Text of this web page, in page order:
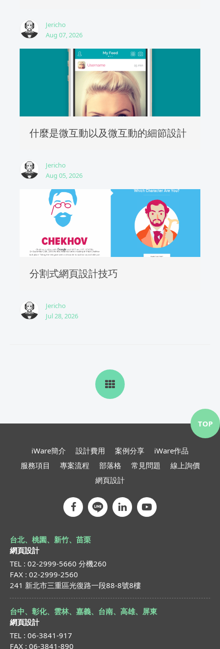
Jericho
Aug 07, 2026
什麼是微互動以及微互動的細節設計
Jericho
Aug 05, 2026
分割式網頁設計技巧
Jericho
Jul 28, 2026
iWare簡介 設計費用 案例分享
iWare作品
服務項目
專案流程 部落格 常見問題
線上詢價
網頁設計
台北、桃園、新竹、苗栗
網頁設計
TEL : 02-2999-5660 分機260
FAX : 02-2999-2560
241 新北市三重區光復路一段88-8號8樓
台中、彰化、雲林、嘉義、台南、高雄、屏東
網頁設計
TEL : 06-3841-917
FAX : 06-3841-890
TOP